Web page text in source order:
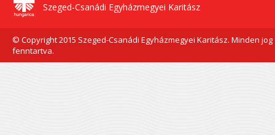
Szeged-Csanádi Egyházmegyei Karitász
© Copyright 2015 Szeged-Csanádi Egyházmegyei Karitász. Minden jog
fenntartva.